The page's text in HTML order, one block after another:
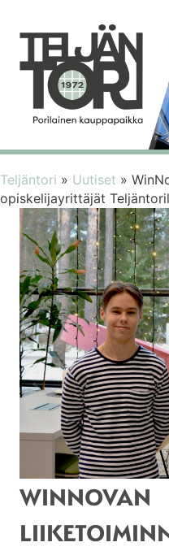
Teljäntori » Uutiset »
opiskelijayrittäjät
WINNOVAN